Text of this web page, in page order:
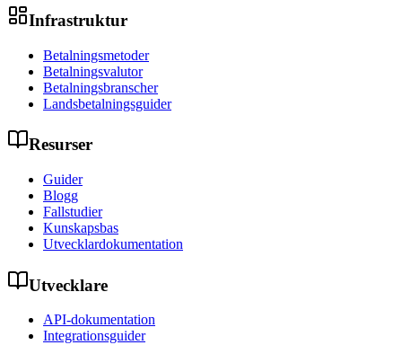
Infrastruktur
Betalningsmetoder
Betalningsvalutor
Betalningsbranscher
Landsbetalningsguider
Resurser
Guider
Blogg
Fallstudier
Kunskapsbas
Utvecklardokumentation
Utvecklare
API-dokumentation
Integrationsguider